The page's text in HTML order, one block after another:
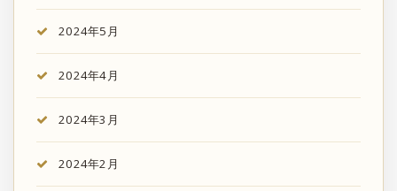
2024年5月
2024年4月
2024年3月
2024年2月